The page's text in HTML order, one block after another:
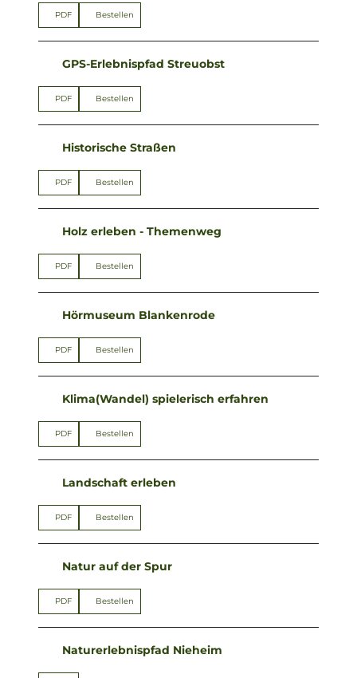
PDF Bestellen
GPS-Erlebnispfad Streuobst
PDF Bestellen
Historische Straßen
PDF Bestellen
Holz erleben - Themenweg
PDF Bestellen
Hörmuseum Blankenrode
PDF Bestellen
Klima(Wandel) spielerisch erfahren
PDF Bestellen
Landschaft erleben
PDF Bestellen
Natur auf der Spur
PDF Bestellen
Naturerlebnispfad Nieheim